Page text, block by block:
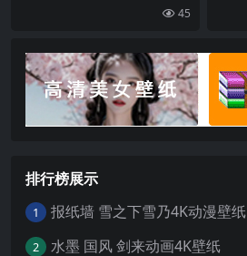
45
排行榜展示
1 报纸墙 雪之下雪乃4K动漫壁纸
2 水墨 国风 剑来动画4K壁纸